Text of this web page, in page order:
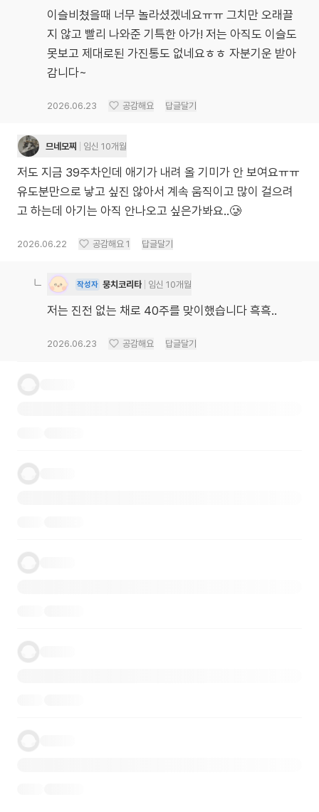
이슬비쳤을때 너무 놀라셨겠네요ㅠㅠ 그치만 오래끌
지 않고 빨리 나와준 기특한 아가! 저는 아직도 이슬도
못보고 제대로된 가진통도 없네요ㅎㅎ 자분기운 받아
감니다~
2026.06.23 공감해요 답글달기
므네모찌 임신 10개월
저도 지금 39주차인데 애기가 내려 올 기미가 안 보여요ㅠㅠ
유도분만으로 낳고 싶진 않아서 계속 움직이고 많이 걸으려
고 하는데 아기는 아직 안나오고 싶은가봐요..🥲
2026.06.22 공감해요 1 답글달기
작성자 뭉치코리타 임신 10개월
저는 진전 없는 채로 40주를 맞이했습니다 흑흑..
2026.06.23 공감해요 답글달기